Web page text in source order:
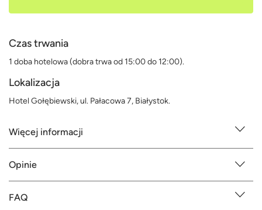
Czas trwania
1 doba hotelowa (dobra trwa od 15:00 do 12:00).
Lokalizacja
Hotel Gołębiewski, ul. Pałacowa 7, Białystok.
Więcej informacji
Opinie
FAQ